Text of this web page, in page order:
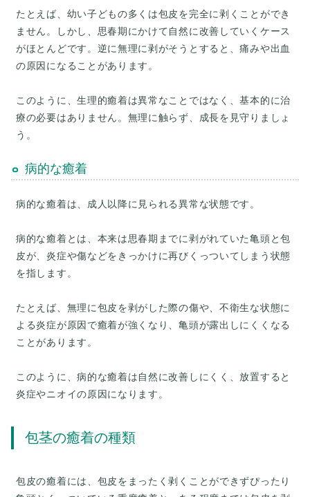
たとえば、幼い子どもの多くは包皮を完全に剥くことができ
ません。しかし、思春期にかけて自然に改善していくケース
がほとんどです。逆に無理に剥がそうとすると、痛みや出血
の原因になることがあります。
このように、生理的癒着は異常なことではなく、基本的に治
療の必要はありません。無理に触らず、成長を見守りましょ
病的な癒着
病的な癒着は、成人以降に見られる異常な状態です。
病的な癒着とは、本来は思春期までに剥がれていた亀頭と包
皮が、炎症や傷などをきっかけに再びくっついてしまう状態
を指します。
たとえば、無理に包皮を剥がした際の傷や、不衛生な状態に
よる炎症が原因で癒着が強くなり、亀頭が露出しにくくなる
ことがあります。
このように、病的な癒着は自然に改善しにくく、放置すると
包茎の癒着の種類
包皮の癒着には、包皮をまったく剥くことができずぴったり